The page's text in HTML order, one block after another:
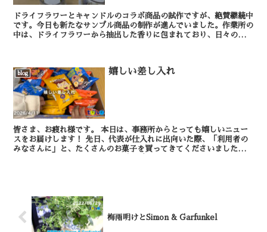
ドライフラワーとキャンドルのコラボ商品の試作ですが、絶賛継続中
です。今日も新たなサンプル商品の制作が進んでいました。作業所の
中は、ドライフラワーから抽出した香りに包まれており、日々の忙し
blog 嬉しい差し入れ
皆さま、お疲れ様です。 本日は、事務所からとっても嬉しいニュー
スをお届けします！ 先日、代表が仕入れに出向いた際、「利用者の
みなさんに」と、たくさんのお菓子を買ってきてくださいました！
梅雨明けとSimon & Garfunkel